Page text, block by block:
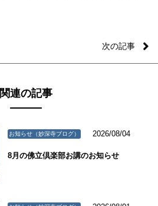
次の記事
関連の記事
お知らせ（妙深寺ブログ） 2026/08/04
8月の佛立倶楽部お講のお知らせ